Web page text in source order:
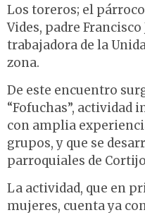
Los toreros; el
Vides, padre
trabajadora de la
zona.
De este encuentro
“Fofuchas”,
con amplia
grupos, y que se
parroquiales de
La actividad, que en
mujeres, cuenta ya